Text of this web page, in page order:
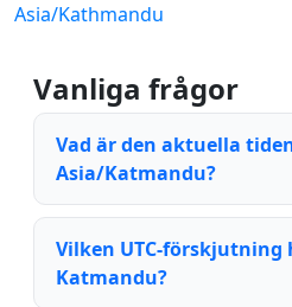
Asia/Kathmandu
Vanliga frågor
Vad är den aktuella
Asia/Katmandu?
Vilken UTC-förskjutning
Katmandu?